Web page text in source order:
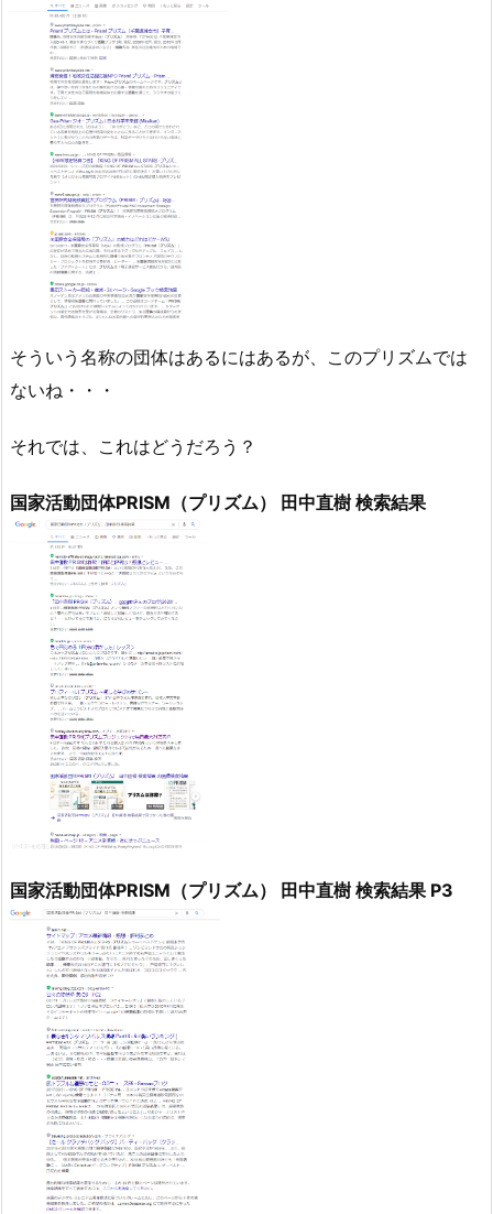
そういう名称の団体はあるにはあるが、このプリズムでは
ないね・・・
それでは、これはどうだろう？
国家活動団体PRISM（プリズム） 田中直樹 検索結果
国家活動団体PRISM（プリズム） 田中直樹 検索結果 P3